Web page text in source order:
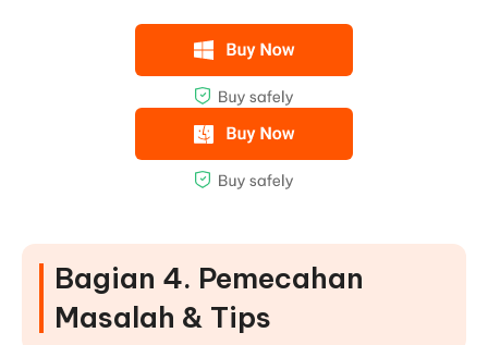
Bagian 4. Pemecahan
Masalah & Tips